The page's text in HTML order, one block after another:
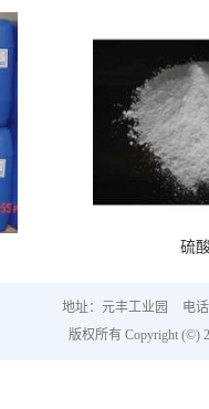
硫
地址：元丰工业园
电
版权所有 Copyright (©)